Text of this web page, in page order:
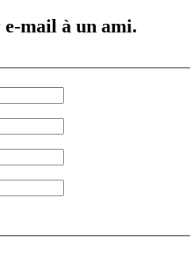
mail à un ami.